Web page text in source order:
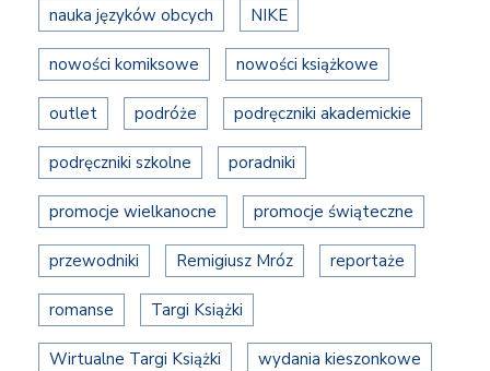
nauka języków obcych NIKE
nowości komiksowe nowości książkowe
outlet podróże podręczniki akademickie
podręczniki szkolne poradniki
promocje wielkanocne promocje świąteczne
przewodniki Remigiusz Mróz reportaże
romanse Targi Książki
Wirtualne Targi Książki wydania kieszonkowe